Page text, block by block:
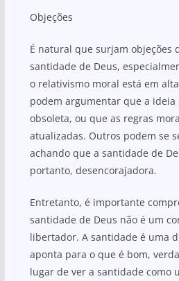
Objeções
É natural que surjam objeções
santidade de Deus,
o relativismo moral está em
podem argumentar que a ideia
obsoleta, ou que as regras
atualizadas. Outros podem se
achando que a santidade de
portanto, desencorajadora.
Entretanto, é importante
santidade de Deus não é um
libertador. A santidade é uma
aponta para o que é bom,
lugar de ver a santidade como